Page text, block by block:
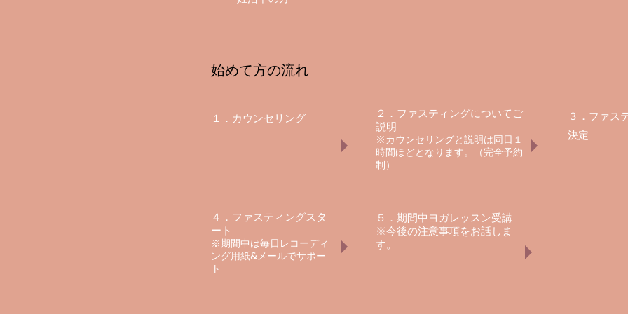
​始めて方の流れ
１．カウンセリング
２．ファスティングについてご
説明
※カウンセリングと説明は​同日１
時間ほどとなります。（完全予約
制）
４．ファスティングスタ
ート
※期間中は毎日レコーディ
ング用紙&メールでサポー
ト
５．期間中ヨガレッスン受講
※今後の注意事項をお話しま
す。
３．ファス
決定